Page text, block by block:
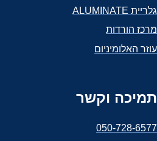
גלריית ALUMINATE
מרכז הורדות
עוזר האלומיניום
תמיכה וקשר
050-728-6577